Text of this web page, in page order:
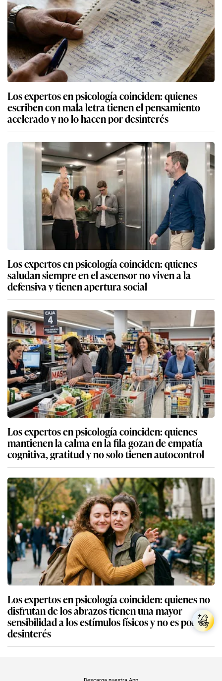
Los expertos en psicología coinciden: quienes
escriben con mala letra tienen el pensamiento
acelerado y no lo hacen por desinterés
Los expertos en psicología coinciden: quienes
saludan siempre en el ascensor no viven a la
defensiva y tienen apertura social
Los expertos en psicología coinciden: quienes
mantienen la calma en la fila gozan de empatía
cognitiva, gratitud y no solo tienen autocontrol
Los expertos en psicología coinciden: quienes no
disfrutan de los abrazos tienen una mayor
sensibilidad a los estímulos físicos y no es por
desinterés